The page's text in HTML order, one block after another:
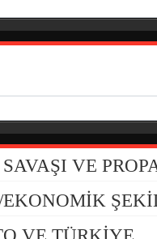
VE